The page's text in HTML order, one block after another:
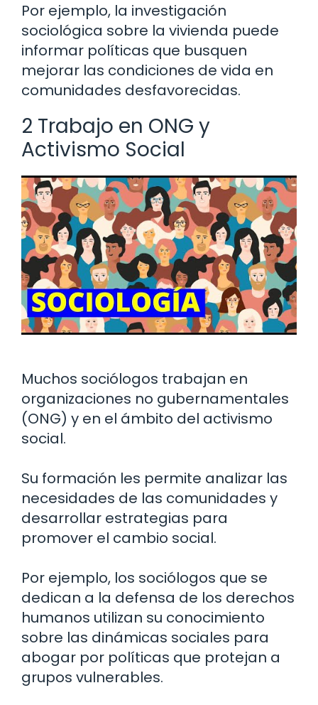
Por ejemplo, la investigación
sociológica sobre la vivienda puede
informar políticas que busquen
mejorar las condiciones de vida en
comunidades desfavorecidas.
2 Trabajo en ONG y
Activismo Social
Muchos sociólogos trabajan en
organizaciones no gubernamentales
(ONG) y en el ámbito del activismo
social.
Su formación les permite analizar las
necesidades de las comunidades y
desarrollar estrategias para
promover el cambio social.
Por ejemplo, los sociólogos que se
dedican a la defensa de los derechos
humanos utilizan su conocimiento
sobre las dinámicas sociales para
abogar por políticas que protejan a
grupos vulnerables.